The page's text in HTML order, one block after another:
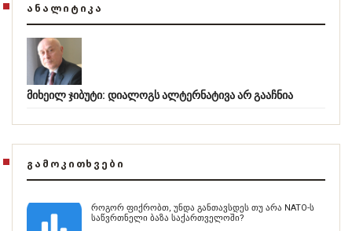
ᲐᲜᲐᲚᲘᲢᲘᲙᲐ
მიხეილ ჯიბუტი: დიალოგს ალტერნატივა არ გააჩნია
ᲒᲐᲛᲝᲙᲘᲗᲮᲕᲔᲑᲘ
როგორ ფიქრობთ, უნდა განთავსდეს თუ არა NATO-ს
საწვრთნელი ბაზა საქართველოში?